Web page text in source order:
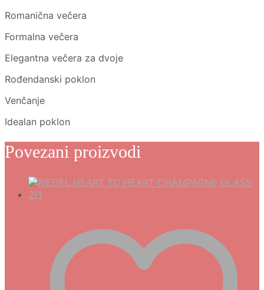
Romanična večera
Formalna večera
Elegantna večera za dvoje
Rođendanski poklon
Venčanje
Idealan poklon
Povezani proizvodi